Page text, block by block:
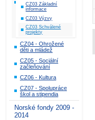
CZ03 Základní
informace
CZ03 Výzvy
CZ03 Schválené
projekty
CZ04 - Ohrožené
děti a mládež
CZ05 - Sociální
začleňování
CZ06 - Kultura
CZ07 - Spolupráce
škol a stipendia
Norské fondy 2009 -
2014